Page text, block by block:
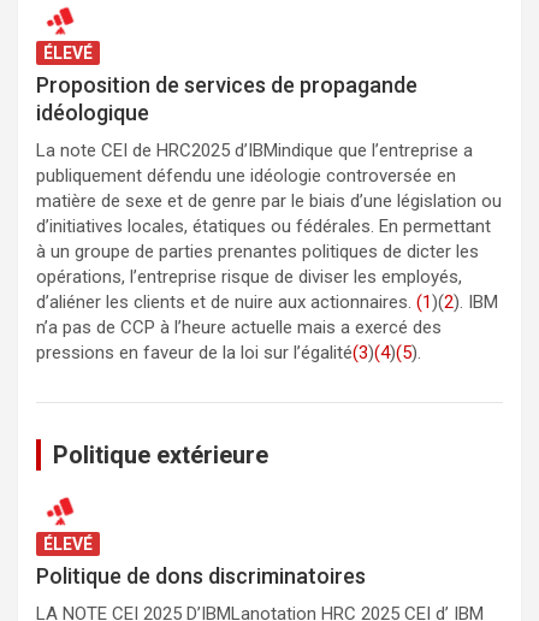
ÉLEVÉ
Proposition de services de propagande
idéologique
La note CEI de HRC2025 d’IBMindique que l’entreprise a
publiquement défendu une idéologie controversée en
matière de sexe et de genre par le biais d’une législation ou
d’initiatives locales, étatiques ou fédérales. En permettant
à un groupe de parties prenantes politiques de dicter les
opérations, l’entreprise risque de diviser les employés,
d’aliéner les clients et de nuire aux actionnaires. (1)(2). IBM
n’a pas de CCP à l’heure actuelle mais a exercé des
pressions en faveur de la loi sur l’égalité(3)(4)(5).
Politique extérieure
ÉLEVÉ
Politique de dons discriminatoires
LA NOTE CEI 2025 D’IBMLanotation HRC 2025 CEI d’ IBM